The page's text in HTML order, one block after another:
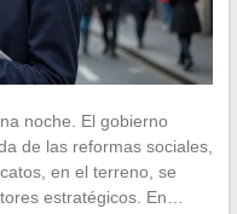
noche. El gobierno
de las reformas sociales,
en el terreno, se
estratégicos. En…